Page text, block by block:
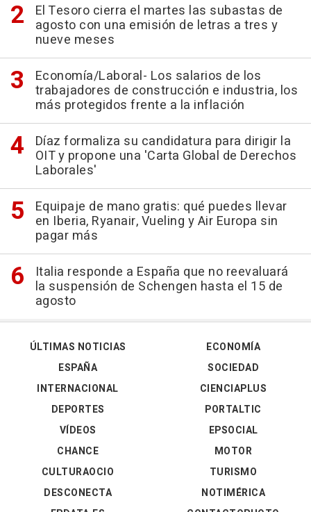
El Tesoro cierra el martes las subastas de
agosto con una emisión de letras a tres y
nueve meses
Economía/Laboral- Los salarios de los
trabajadores de construcción e industria, los
más protegidos frente a la inflación
Díaz formaliza su candidatura para dirigir la
OIT y propone una 'Carta Global de Derechos
Laborales'
Equipaje de mano gratis: qué puedes llevar
en Iberia, Ryanair, Vueling y Air Europa sin
pagar más
Italia responde a España que no reevaluará
la suspensión de Schengen hasta el 15 de
agosto
ÚLTIMAS NOTICIAS
ESPAÑA
INTERNACIONAL
DEPORTES
VÍDEOS
ECONOMÍA
SOCIEDAD
CIENCIAPLUS
PORTALTIC
EPSOCIAL
CHANCE
CULTURAOCIO
DESCONECTA
MOTOR
TURISMO
NOTIMÉRICA